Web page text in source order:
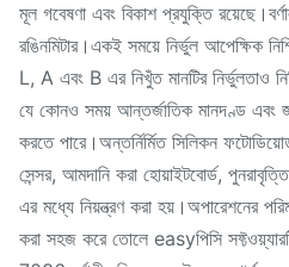
মূল গবেষণা এবং বিকাশ প্রযুক্তি
রঙিনমিটার।একই সময়ে নির্ভুল আপেক্ষিক
L, A এবং B এর নিখুঁত মানটির নির্ভুলতাও
যে কোনও সময় আন্তর্জাতিক মানদণ্ড এবং
করতে পারে।অন্তর্নির্মিত সিলিকন
সেন্সর, আমদানি করা হোয়াইটবোর্ড,
এর মধ্যে নিয়ন্ত্রণ করা হয়।অপারেশনের
করা সহজ করে তোলে easyপিসি